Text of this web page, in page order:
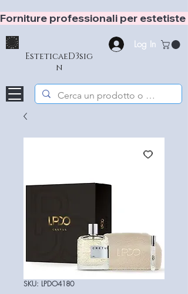
Forniture professionali per
EsteticaeD3sig
n
Log In
SKU: LPDO4180